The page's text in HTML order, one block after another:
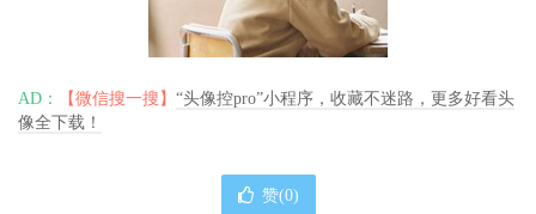
AD： 【微信搜一搜】 “头像控pro”小程序，收藏不迷路，更多好看头
像全下载！
赞(0)